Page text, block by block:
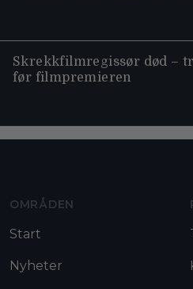
Skrekkfilmregissør død –
før filmpremieren
OMRÅDEN
Start
Nyheter